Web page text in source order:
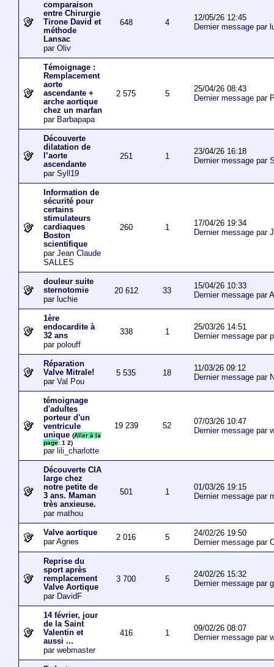
comparaison
entre Chirurgie
Tirone David et
méthode
Lansac
par Oliv
648 4
12/05/26 12:45
Dernier messagepar
Témoignage :
Remplacement
aorte
ascendante +
arche aortique
chez un marfan
par Barbapapa
2 575 5
25/04/26 08:43
Dernier messagepar
Découverte
dilatation de
l’aorte
ascendante
par Syll19
251 1
23/04/26 16:18
Dernier messagepar
Information de
sécurité pour
certains
stimulateurs
cardiaques
Boston
scientifique
par Jean Claude
SALLES
260 1
17/04/26 19:34
Dernier messagepar
douleur suite
sternotomie
par luchie
20 612 33
15/04/26 10:33
Dernier messagepar
1ère
endocardite à
32 ans
par polouff
338 1
25/03/26 14:51
Dernier messagepar
Réparation
Valve Mitrale!
par Val Pou
5 535 18
11/03/26 09:12
Dernier messagepar
témoignage
d'adultes
porteur d'un
ventricule
unique (Aller à la
page: 1 2)
par lili_charlotte
19 239 52
07/03/26 10:47
Dernier messagepar
Découverte CIA
large chez
notre petite de
3 ans. Maman
très anxieuse.
par mathou
501 1
01/03/26 19:15
Dernier messagepar
Valve aortique
parAgnes 2 016 5
24/02/26 19:50
Dernier messagepar
Reprise du
sport après
remplacement
Valve Aortique
par DavidF
3 700 5
24/02/26 15:32
Dernier messagepar
14 février, jour
de la Saint
Valentin et
aussi ...
par webmaster
416 1
09/02/26 08:07
Dernier messagepar